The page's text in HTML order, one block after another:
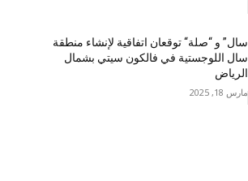
سال” و “صلة“ توقعان اتفاقية لإنشاء منطقة
سال اللوجستية في فالكون سيتي بشمال
الرياض
مارس 18, 2025